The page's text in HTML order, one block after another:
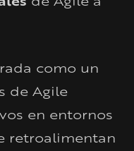
como un
de Agile
en entornos
retroalimentan